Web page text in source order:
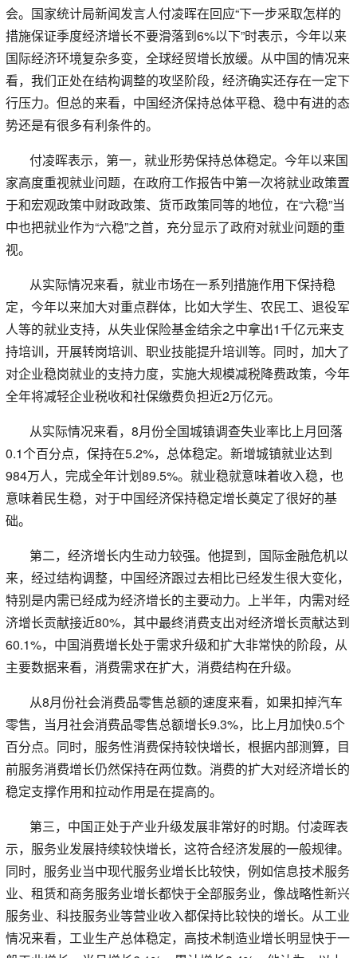
会。国家统计局新闻发言人付凌晖在回应“下一步采取怎样的
措施保证季度经济增长不要滑落到6%以下”时表示，今年以来
国际经济环境复杂多变，全球经贸增长放缓。从中国的情况来
看，我们正处在结构调整的攻坚阶段，经济确实还存在一定下
行压力。但总的来看，中国经济保持总体平稳、稳中有进的态
势还是有很多有利条件的。
付凌晖表示，第一，就业形势保持总体稳定。今年以来国
家高度重视就业问题，在政府工作报告中第一次将就业政策置
于和宏观政策中财政政策、货币政策同等的地位，在“六稳”当
中也把就业作为“六稳”之首，充分显示了政府对就业问题的重
视。
从实际情况来看，就业市场在一系列措施作用下保持稳
定，今年以来加大对重点群体，比如大学生、农民工、退役军
人等的就业支持，从失业保险基金结余之中拿出1千亿元来支
持培训，开展转岗培训、职业技能提升培训等。同时，加大了
对企业稳岗就业的支持力度，实施大规模减税降费政策，今年
全年将减轻企业税收和社保缴费负担近2万亿元。
从实际情况来看，8月份全国城镇调查失业率比上月回落
0.1个百分点，保持在5.2%，总体稳定。新增城镇就业达到
984万人，完成全年计划89.5%。就业稳就意味着收入稳，也
意味着民生稳，对于中国经济保持稳定增长奠定了很好的基
础。
第二，经济增长内生动力较强。他提到，国际金融危机以
来，经过结构调整，中国经济跟过去相比已经发生很大变化，
特别是内需已经成为经济增长的主要动力。上半年，内需对经
济增长贡献接近80%，其中最终消费支出对经济增长贡献达到
60.1%，中国消费增长处于需求升级和扩大非常快的阶段，从
主要数据来看，消费需求在扩大，消费结构在升级。
从8月份社会消费品零售总额的速度来看，如果扣掉汽车
零售，当月社会消费品零售总额增长9.3%，比上月加快0.5个
百分点。同时，服务性消费保持较快增长，根据内部测算，目
前服务消费增长仍然保持在两位数。消费的扩大对经济增长的
稳定支撑作用和拉动作用是在提高的。
第三，中国正处于产业升级发展非常好的时期。付凌晖表
示，服务业发展持续较快增长，这符合经济发展的一般规律。
同时，服务业当中现代服务业增长比较快，例如信息技术服务
业、租赁和商务服务业增长都快于全部服务业，像战略性新兴
服务业、科技服务业等营业收入都保持比较快的增长。从工业
情况来看，工业生产总体稳定，高技术制造业增长明显快于一